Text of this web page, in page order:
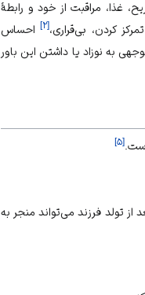
غذا، مراقبت از خود و رابطۀ
کردن، بی‌قراری،[۲]احساس
به نوزاد یا داشتن این باور
[۵]
تولد فرزند می‌تواند منجر به